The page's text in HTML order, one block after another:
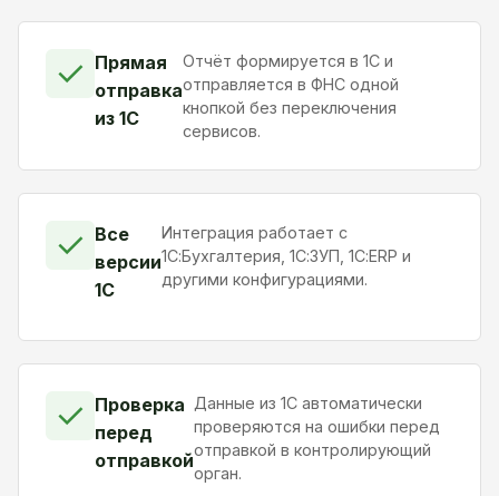
✓ Прямая
отправка
из 1С
Отчёт формируется в 1С и
отправляется в ФНС одной
кнопкой без переключения
сервисов.
✓ Все
версии
1С
Интеграция работает с
1С:Бухгалтерия, 1С:ЗУП, 1С:ERP и
другими конфигурациями.
✓ Проверка
перед
отправкой
Данные из 1С автоматически
проверяются на ошибки перед
отправкой в контролирующий
орган.